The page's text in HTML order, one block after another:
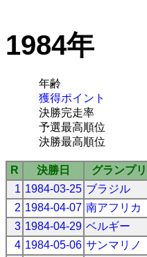
1984年
年齢
獲得ポイント
決勝完走率
予選最高順位
決勝最高順位
R 決勝日 グランプリ
1 1984-03-25 ブラジル
2 1984-04-07 南アフリカ
3 1984-04-29 ベルギー
4 1984-05-06 サンマリノ